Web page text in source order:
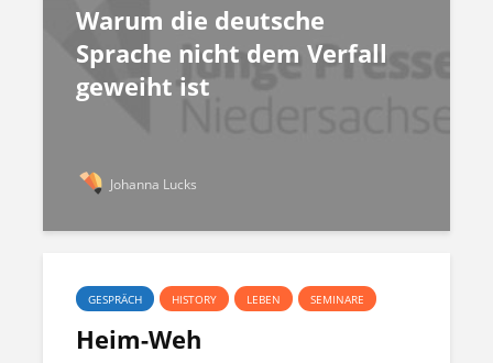
Warum die deutsche
Sprache nicht dem Verfall
geweiht ist
Johanna Lucks
GESPRÄCH HISTORY LEBEN SEMINARE
Heim-Weh